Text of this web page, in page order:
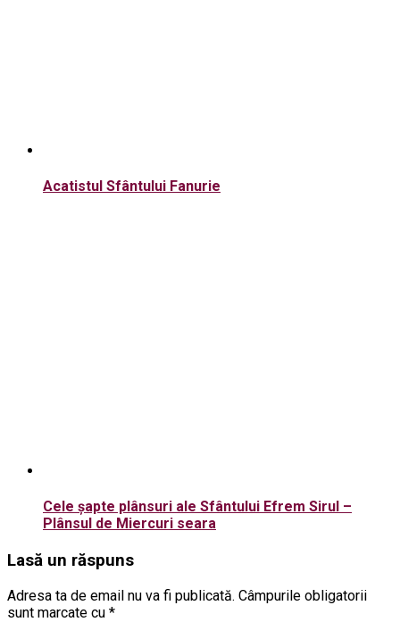
Acatistul Sfântului Fanurie
Cele șapte plânsuri ale Sfântului Efrem Sirul –
Plânsul de Miercuri seara
Lasă un răspuns
Adresa ta de email nu va fi publicată. Câmpurile obligatorii
sunt marcate cu *